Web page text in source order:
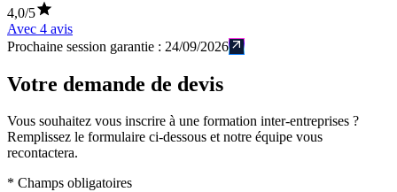
4,0/5
Avec 4 avis
Prochaine session garantie : 24/09/2026
Votre demande de devis
Vous souhaitez vous inscrire à une formation inter-entreprises ?
Remplissez le formulaire ci-dessous et notre équipe vous
recontactera.
* Champs obligatoires